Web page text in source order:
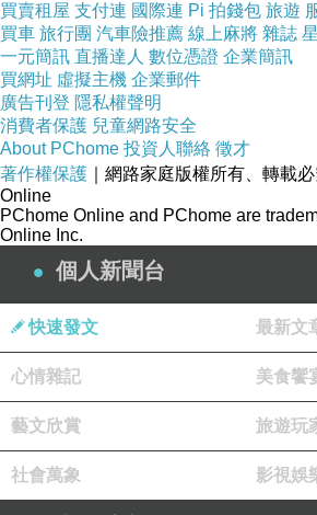
咕咕香甕缸雞六個人一口氣點
吃飽吃滿。
那年這夜碩班同學聚咕咕香甕缸
噗噗跳馬尾紀錄
IPHONE 13
上一篇：石全石美石鍋專賣店。廟東小吃。食
陶板屋覓食去。(飽餐一頓)
買賣租屋 支付連 國際連 Pi 拍錢包 旅遊
買車 旅行團 汽車險推薦 線上麻將 雜誌
一元簡訊 直播達人 數位憑證 企業簡訊
買網址 虛擬主機 企業郵件
廣告刊登 隱私權聲明
消費者保護 兒童網路安全
About PChome 投資人聯絡 徵才
著作權保護 ｜網路家庭版權所有、轉載
Online
PChome Online and PChome are
Online Inc.
個人新聞台
快速發文 最新文
心情雜記 美食饗
藝文欣賞 旅遊玩
社會萬象 影視娛